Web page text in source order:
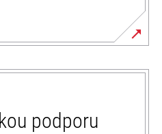
podporu